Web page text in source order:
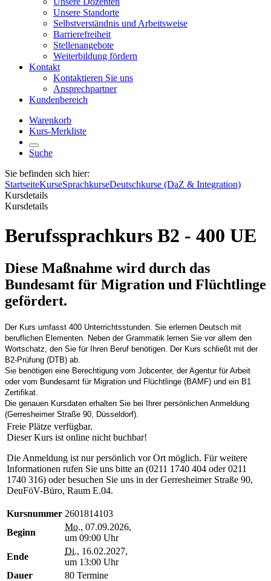
Unsere Standorte
Selbstverständnis und Arbeitsweise
Barrierefreiheit
Stellenangebote
Weiterbildung fördern
Kontakt
Kontaktieren Sie uns
Ansprechpartner
Kundenbereich
Warenkorb
Kurs-Merkliste
Suche
Sie befinden sich hier:
StartseiteKurseSprachkurseDeutschkurse (DaZ & Integration)
Kursdetails
Kursdetails
Berufssprachkurs B2 - 400 UE
Diese Maßnahme wird durch das
Bundesamt für Migration und Flüchtlinge
gefördert.
Der Kurs umfasst 400 Unterrichtsstunden. Sie erlernen Deutsch mit
beruflichen Elementen. Neben der Grammatik lernen Sie vor allem den
Wortschatz, den Sie für Ihren Beruf benötigen. Der Kurs schließt mit der
B2-Prüfung (DTB) ab.
Sie benötigen eine Berechtigung vom Jobcenter, der Agentur für Arbeit
oder vom Bundesamt für Migration und Flüchtlinge (BAMF) und ein B1
Zertifikat.
Die genauen Kursdaten erhalten Sie bei Ihrer persönlichen Anmeldung
(Gerresheimer Straße 90, Düsseldorf).
Freie Plätze verfügbar.
Dieser Kurs ist online nicht buchbar!
Die Anmeldung ist nur persönlich vor Ort möglich. Für weitere
Informationen rufen Sie uns bitte an (0211 1740 404 oder 0211
1740 316) oder besuchen Sie uns in der Gerresheimer Straße 90,
DeuFöV-Büro, Raum E.04.
Kursnummer 2601814103
Beginn
Mo., 07.09.2026,
um 09:00 Uhr
Ende
Di., 16.02.2027,
um 13:00 Uhr
Dauer
80 Termine